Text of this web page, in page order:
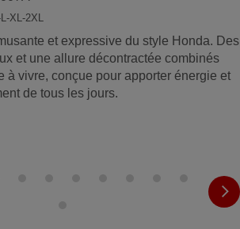
XL-2XL
et expressive du style Honda. Des
et une allure décontractée combinés
à vivre, conçue pour apporter énergie et
de tous les jours.